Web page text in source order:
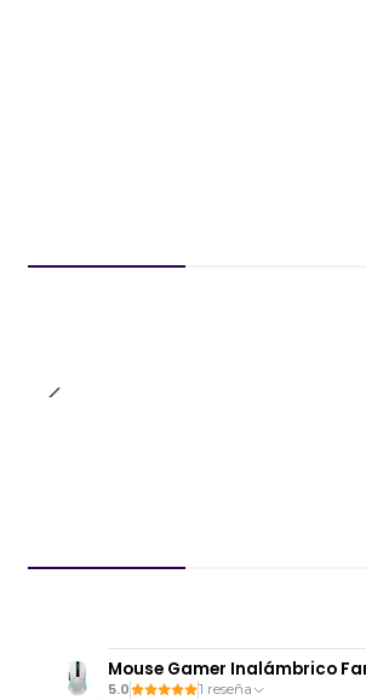
Mouse Gamer Inalámbrico
5.0 1 reseña